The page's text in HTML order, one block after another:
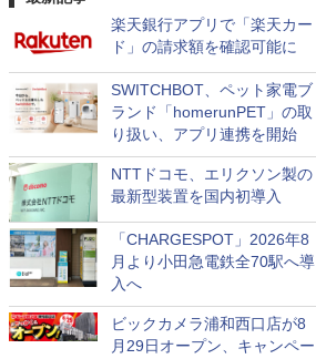
楽天銀行アプリで「楽天カー
ド」の請求額を確認可能に
SWITCHBOT、ペット家電ブ
ランド「homerunPET」の取
り扱い、アプリ連携を開始
NTTドコモ、エリクソン製の
最新型装置を国内初導入
「CHARGESPOT」2026年8
月より小田急電鉄全70駅へ導
入へ
ビックカメラ浦和西口店が8
月29日オープン、キャンペー